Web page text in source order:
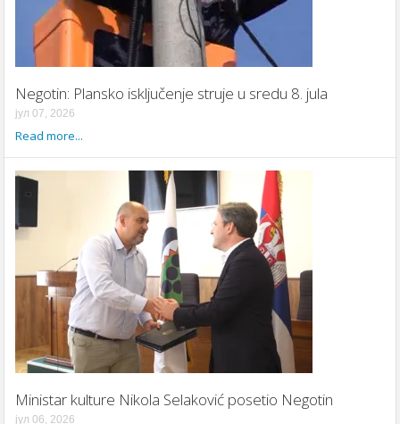
Negotin: Plansko isključenje struje u sredu 8. jula
јул 07, 2026
Read more...
Ministar kulture Nikola Selaković posetio Negotin
јул 06, 2026